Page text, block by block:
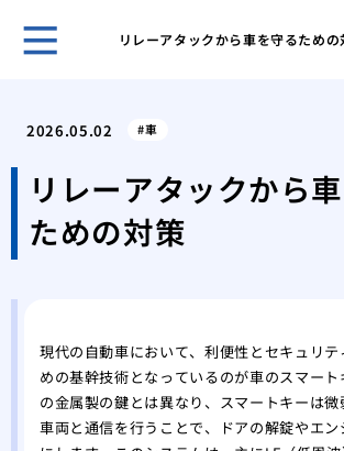
リレーアタックから車を守るための
2026.05.02 車
リレーアタックから
ための対策
現代の自動車において、利便性とセキュリ
めの基幹技術となっているのが車のスマー
の金属製の鍵とは異なり、スマートキーは
車両と通信を行うことで、ドアの解錠やエ